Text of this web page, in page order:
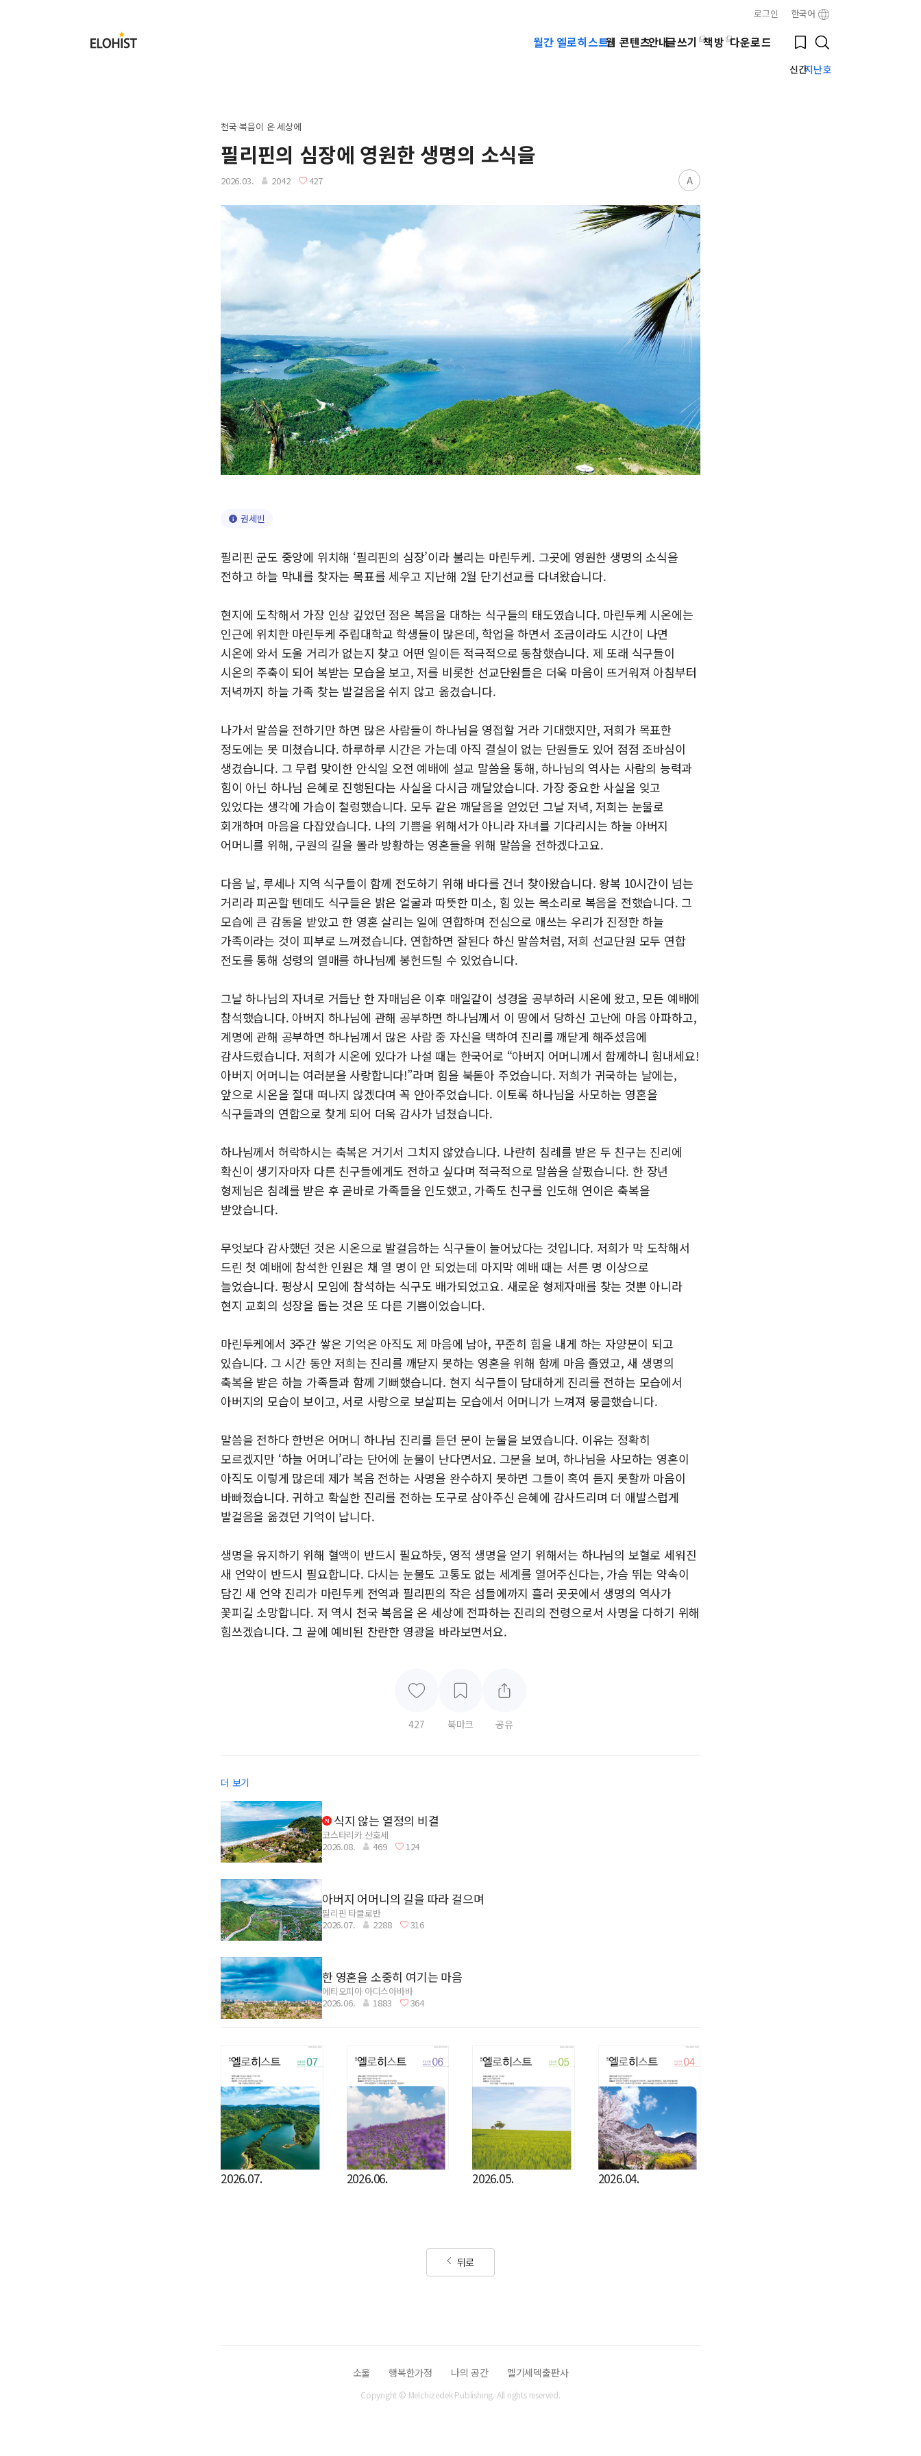
로그인 한국어
Elohist-
Home
Bookmark
Search
월간 엘로히스트웹 콘텐츠안내글쓰기 책방 다운로드
신간지난호
Submit
천국 복음이 온 세상에
필리핀의 심장에 영원한 생명의 소식을
2026.03. 2042 427 A
권세빈
필리핀 군도 중앙에 위치해 ‘필리핀의 심장’이라 불리는 마린두케. 그곳에 영원한 생명의 소식을
전하고 하늘 막내를 찾자는 목표를 세우고 지난해 2월 단기선교를 다녀왔습니다.
현지에 도착해서 가장 인상 깊었던 점은 복음을 대하는 식구들의 태도였습니다. 마린두케 시온에는
인근에 위치한 마린두케 주립대학교 학생들이 많은데, 학업을 하면서 조금이라도 시간이 나면
시온에 와서 도울 거리가 없는지 찾고 어떤 일이든 적극적으로 동참했습니다. 제 또래 식구들이
시온의 주축이 되어 복받는 모습을 보고, 저를 비롯한 선교단원들은 더욱 마음이 뜨거워져 아침부터
저녁까지 하늘 가족 찾는 발걸음을 쉬지 않고 옮겼습니다.
나가서 말씀을 전하기만 하면 많은 사람들이 하나님을 영접할 거라 기대했지만, 저희가 목표한
정도에는 못 미쳤습니다. 하루하루 시간은 가는데 아직 결실이 없는 단원들도 있어 점점 조바심이
생겼습니다. 그 무렵 맞이한 안식일 오전 예배에 설교 말씀을 통해, 하나님의 역사는 사람의 능력과
힘이 아닌 하나님 은혜로 진행된다는 사실을 다시금 깨달았습니다. 가장 중요한 사실을 잊고
있었다는 생각에 가슴이 철렁했습니다. 모두 같은 깨달음을 얻었던 그날 저녁, 저희는 눈물로
회개하며 마음을 다잡았습니다. 나의 기쁨을 위해서가 아니라 자녀를 기다리시는 하늘 아버지
어머니를 위해, 구원의 길을 몰라 방황하는 영혼들을 위해 말씀을 전하겠다고요.
다음 날, 루세나 지역 식구들이 함께 전도하기 위해 바다를 건너 찾아왔습니다. 왕복 10시간이 넘는
거리라 피곤할 텐데도 식구들은 밝은 얼굴과 따뜻한 미소, 힘 있는 목소리로 복음을 전했습니다. 그
모습에 큰 감동을 받았고 한 영혼 살리는 일에 연합하며 전심으로 애쓰는 우리가 진정한 하늘
가족이라는 것이 피부로 느껴졌습니다. 연합하면 잘된다 하신 말씀처럼, 저희 선교단원 모두 연합
전도를 통해 성령의 열매를 하나님께 봉헌드릴 수 있었습니다.
그날 하나님의 자녀로 거듭난 한 자매님은 이후 매일같이 성경을 공부하러 시온에 왔고, 모든 예배에
참석했습니다. 아버지 하나님에 관해 공부하면 하나님께서 이 땅에서 당하신 고난에 마음 아파하고,
계명에 관해 공부하면 하나님께서 많은 사람 중 자신을 택하여 진리를 깨닫게 해주셨음에
감사드렸습니다. 저희가 시온에 있다가 나설 때는 한국어로 “아버지 어머니께서 함께하니 힘내세요!
아버지 어머니는 여러분을 사랑합니다!”라며 힘을 북돋아 주었습니다. 저희가 귀국하는 날에는,
앞으로 시온을 절대 떠나지 않겠다며 꼭 안아주었습니다. 이토록 하나님을 사모하는 영혼을
식구들과의 연합으로 찾게 되어 더욱 감사가 넘쳤습니다.
하나님께서 허락하시는 축복은 거기서 그치지 않았습니다. 나란히 침례를 받은 두 친구는 진리에
확신이 생기자마자 다른 친구들에게도 전하고 싶다며 적극적으로 말씀을 살폈습니다. 한 장년
형제님은 침례를 받은 후 곧바로 가족들을 인도했고, 가족도 친구를 인도해 연이은 축복을
받았습니다.
무엇보다 감사했던 것은 시온으로 발걸음하는 식구들이 늘어났다는 것입니다. 저희가 막 도착해서
드린 첫 예배에 참석한 인원은 채 열 명이 안 되었는데 마지막 예배 때는 서른 명 이상으로
늘었습니다. 평상시 모임에 참석하는 식구도 배가되었고요. 새로운 형제자매를 찾는 것뿐 아니라
현지 교회의 성장을 돕는 것은 또 다른 기쁨이었습니다.
마린두케에서 3주간 쌓은 기억은 아직도 제 마음에 남아, 꾸준히 힘을 내게 하는 자양분이 되고
있습니다. 그 시간 동안 저희는 진리를 깨닫지 못하는 영혼을 위해 함께 마음 졸였고, 새 생명의
축복을 받은 하늘 가족들과 함께 기뻐했습니다. 현지 식구들이 담대하게 진리를 전하는 모습에서
아버지의 모습이 보이고, 서로 사랑으로 보살피는 모습에서 어머니가 느껴져 뭉클했습니다.
말씀을 전하다 한번은 어머니 하나님 진리를 듣던 분이 눈물을 보였습니다. 이유는 정확히
모르겠지만 ‘하늘 어머니’라는 단어에 눈물이 난다면서요. 그분을 보며, 하나님을 사모하는 영혼이
아직도 이렇게 많은데 제가 복음 전하는 사명을 완수하지 못하면 그들이 혹여 듣지 못할까 마음이
바빠졌습니다. 귀하고 확실한 진리를 전하는 도구로 삼아주신 은혜에 감사드리며 더 애발스럽게
발걸음을 옮겼던 기억이 납니다.
생명을 유지하기 위해 혈액이 반드시 필요하듯, 영적 생명을 얻기 위해서는 하나님의 보혈로 세워진
새 언약이 반드시 필요합니다. 다시는 눈물도 고통도 없는 세계를 열어주신다는, 가슴 뛰는 약속이
담긴 새 언약 진리가 마린두케 전역과 필리핀의 작은 섬들에까지 흘러 곳곳에서 생명의 역사가
꽃피길 소망합니다. 저 역시 천국 복음을 온 세상에 전파하는 진리의 전령으로서 사명을 다하기 위해
힘쓰겠습니다. 그 끝에 예비된 찬란한 영광을 바라보면서요.
427 북마크 공유
더 보기
식지 않는 열정의 비결
코스타리카 산호세
2026.08.
469 124
아버지 어머니의 길을 따라 걸으며
필리핀 타클로반
2026.07.
2288 316
한 영혼을 소중히 여기는 마음
에티오피아 아디스아바바
2026.06.
1883 364
2026.07. 2026.06. 2026.05. 2026.04.
뒤로
소울 행복한가정 나의 공간 멜기세덱출판사
Copyright © Melchizedek Publishing. All rights reserved.